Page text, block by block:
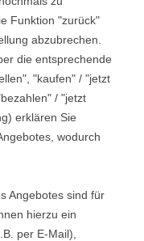
Funktion "zurück"
abzubrechen.
die entsprechende
"kaufen" / "jetzt
/ "jetzt
erklären Sie
wodurch
Angebotes sind für
hierzu ein
per E-Mail),